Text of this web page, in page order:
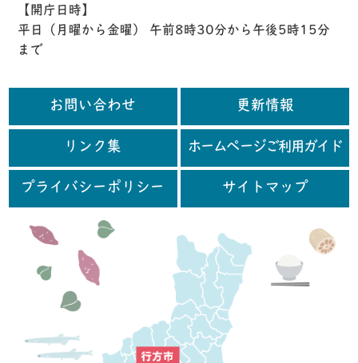
【開庁日時】
平日（月曜から金曜） 午前8時30分から午後5時15分
まで
お問い合わせ 更新情報
リンク集 ホームページご利用ガイド
プライバシーポリシー サイトマップ